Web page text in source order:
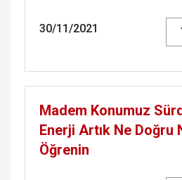
30/11/2021
Madem Konumuz
Enerji Artık Ne Doğru
Öğrenin